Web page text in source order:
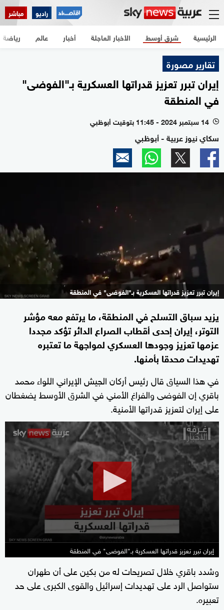
راديو مباشر
الرئيسية الأخبار العاجلة أخبار شرق أوسط عالم رياضة
تقارير مصورة
إيران تبرر تعزيز قدراتها العسكرية بـ"الفوضى"
في المنطقة
l 14 سبتمبر 2024 - 11:45 بتوقيت أبوظبي
سكاي نيوز عربية - أبوظبي
إيران تبرر تعزيز قدراتها العسكرية بـ"الفوضى" في المنطقة
يزيد سباق التسلح في المنطقة، ما يرتفع معه مؤشر
التوتر، إيران إحدى أقطاب الصراع الدائر تؤكد مجددا
عزمها تعزيز وجودها العسكري لمواجهة ما تعتبره
تهديدات محدقا بأمنها.
في هذا السياق قال رئيس أركان الجيش الإيراني اللواء محمد
باقري إن الفوضى والفراغ الأمني في الشرق الأوسط يضغطان
على إيران لتعزيز قدراتها الأمنية.
seconds
of
minutes,
إيران تبرر تعزيز قدراتها العسكرية بـ"الفوضى" في المنطقة
وشدد باقري خلال تصريحات له من بكين على أن طهران
ستواصل الرد على تهديدات إسرائيل والقوى الكبرى على حد
تعبيره.